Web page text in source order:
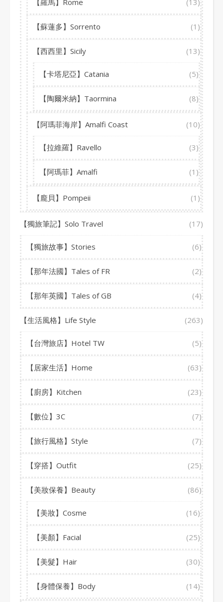
【羅馬】Rome (13)
【蘇蓮多】Sorrento (1)
【西西里】Sicily (13)
【卡塔尼亞】Catania (5)
【陶爾米納】Taormina (8)
【阿瑪菲海岸】Amalfi Coast (10)
【拉維羅】Ravello (3)
【阿瑪菲】Amalfi (1)
【龐貝】Pompeii (1)
【獨旅筆記】Solo Travel (17)
【獨旅故事】Stories (6)
【那年法國】Tales of FR (2)
【那年英國】Tales of GB (4)
【生活風格】Life Style (263)
【台灣旅店】Hotel TW (5)
【居家生活】Home (63)
【廚房】Kitchen (23)
【數位】3C (7)
【旅行風格】Style (7)
【穿搭】Outfit (25)
【美妝保養】Beauty (86)
【美妝】Cosme (16)
【美顏】Facial (25)
【美髮】Hair (30)
【身體保養】Body (14)